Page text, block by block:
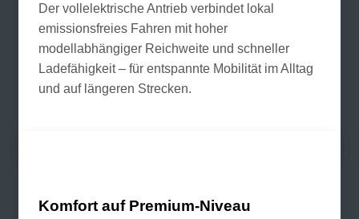
Der vollelektrische Antrieb verbindet lokal
emissionsfreies Fahren mit hoher
modellabhängiger Reichweite und schneller
Ladefähigkeit – für entspannte Mobilität im Alltag
und auf längeren Strecken.
Komfort auf Premium-Niveau